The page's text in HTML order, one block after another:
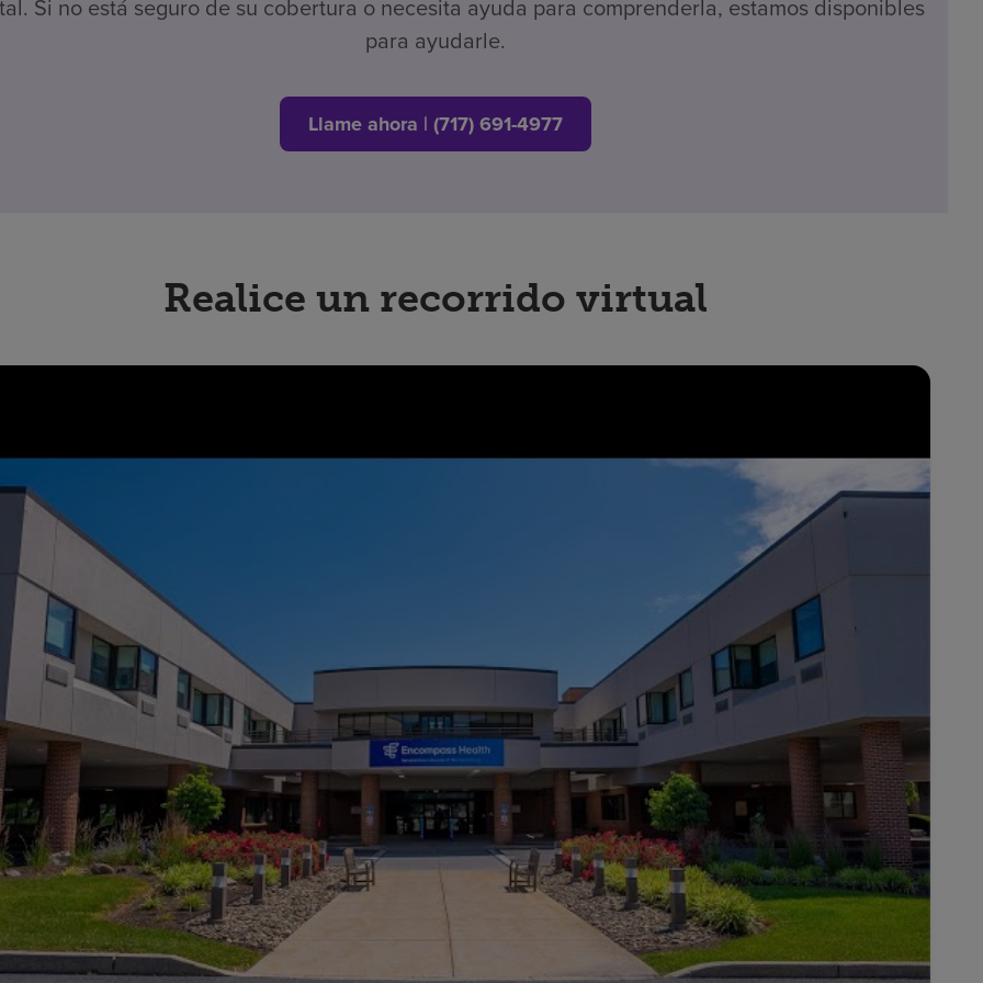
Si no está seguro de su cobertura o necesita ayuda para comprenderla, estamos disponibles
para ayudarle.
Llame ahora | (717) 691-4977
Realice un recorrido virtual